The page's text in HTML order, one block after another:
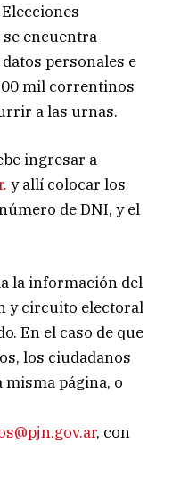
encuentra
personales e
mil correntinos
a las urnas.
ingresar a
y allí colocar los
de DNI, y el
la información del
y circuito electoral
En el caso de que
los ciudadanos
página, o
, con